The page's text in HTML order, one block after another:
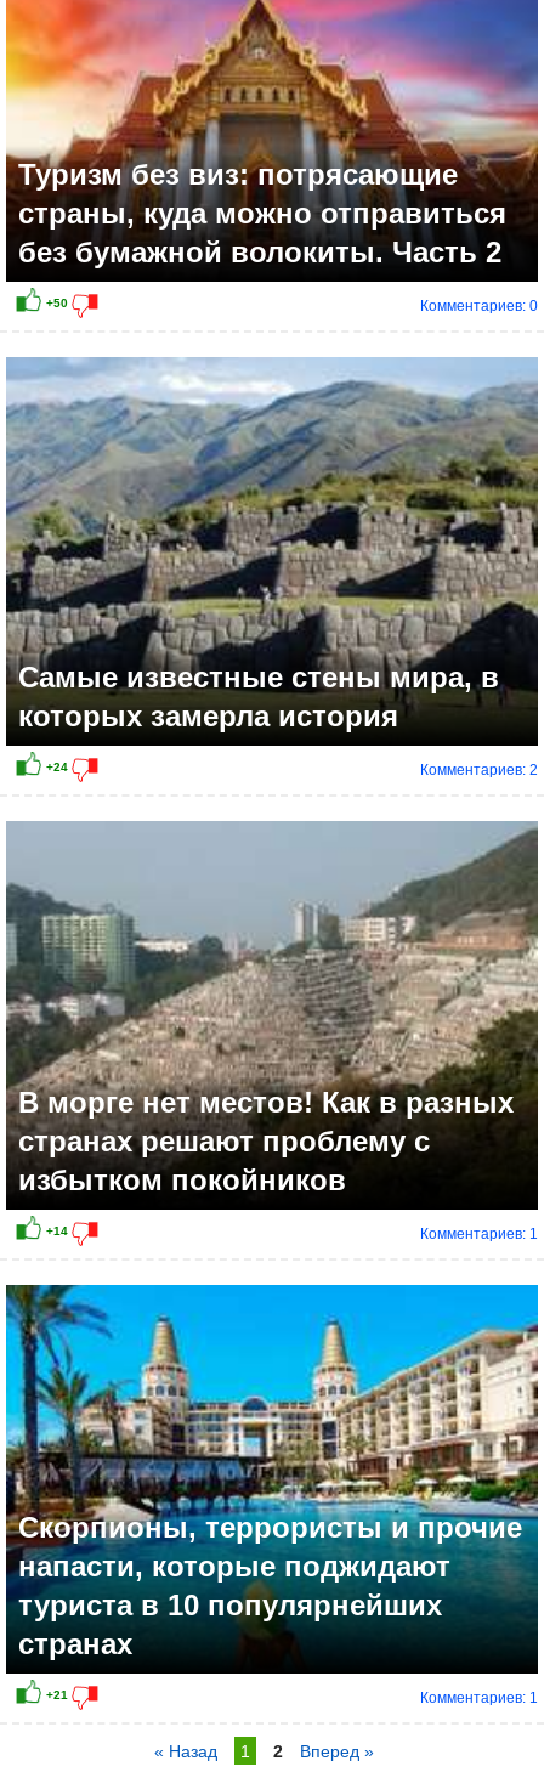
+10
Туризм без виз: потрясающие
страны, куда можно отправиться
без бумажной волокиты. Часть 2
Комментариев: 0
Самые известные стены мира, в
которых замерла история
Комментариев: 2
В морге нет местов! Как в разных
странах решают проблему с
избытком покойников
Комментариев: 1
Скорпионы, террористы и прочие
напасти, которые поджидают
туриста в 10 популярнейших
странах
Комментариев: 1
« Назад 1 2 Вперед »